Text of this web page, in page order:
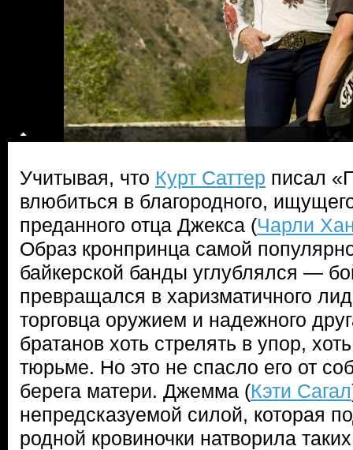
Учитывая, что Курт Саттер писал
влюбиться в благородного,
преданного отца Джекса (Чарли
Образ кронпринца самой
байкерской банды углублялся —
превращался в харизматичного
торговца оружием и надежного
братанов хоть стрелять в упор,
тюрьме. Но это не спасло его от
берега матери. Джемма (Кэти Сагал
непредсказуемой силой, которая
родной кровиночки натворила